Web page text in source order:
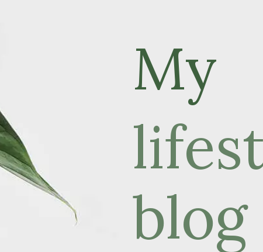
My
blog